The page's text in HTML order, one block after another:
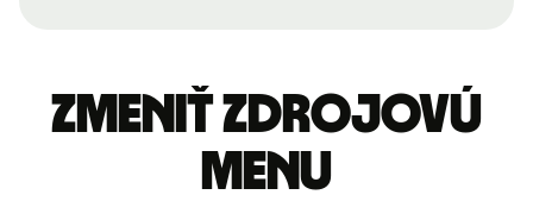
Zmeniť zdrojovú
menu